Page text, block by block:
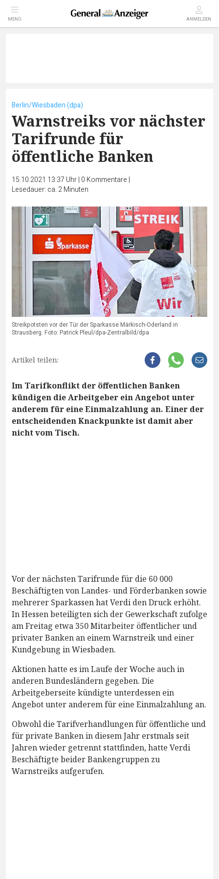
MENÜ ANMELDEN
Berlin/Wiesbaden (dpa)
Warnstreiks vor nächster
Tarifrunde für
öffentliche Banken
15.10.2021 13:37 Uhr| 0 Kommentare |
Lesedauer: ca. 2 Minuten
Streikpotsten vor der Tür der Sparkasse Märkisch-Oderland in
Strausberg. Foto: Patrick Pleul/dpa-Zentralbild/dpa
Artikel teilen:
Im Tarifkonflikt der öffentlichen Banken
kündigen die Arbeitgeber ein Angebot unter
anderem für eine Einmalzahlung an. Einer der
entscheidenden Knackpunkte ist damit aber
nicht vom Tisch.
Vor der nächsten Tarifrunde für die 60 000
Beschäftigten von Landes- und Förderbanken sowie
mehrerer Sparkassen hat Verdi den Druck erhöht.
In Hessen beteiligten sich der Gewerkschaft zufolge
am Freitag etwa 350 Mitarbeiter öffentlicher und
privater Banken an einem Warnstreik und einer
Kundgebung in Wiesbaden.
Aktionen hatte es im Laufe der Woche auch in
anderen Bundesländern gegeben. Die
Arbeitgeberseite kündigte unterdessen ein
Angebot unter anderem für eine Einmalzahlung an.
Obwohl die Tarifverhandlungen für öffentliche und
für private Banken in diesem Jahr erstmals seit
Jahren wieder getrennt stattfinden, hatte Verdi
Beschäftigte beider Bankengruppen zu
Warnstreiks aufgerufen.